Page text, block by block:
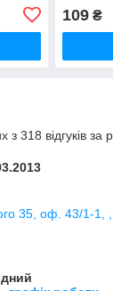
109₴
318 відгуків за
35, оф. 43/1-1, ,